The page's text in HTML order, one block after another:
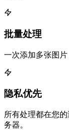
批量处理
一次添加多张图片
隐私优先
所有处理都在您
务器。